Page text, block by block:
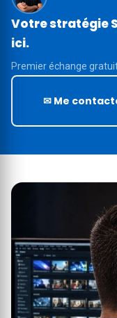
Votre stratégie
ici.
Premier échange
✉ Me